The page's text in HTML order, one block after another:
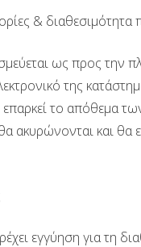
& διαθεσιμότητα
ως προς την
της
το απόθεμα
θα ακυρώνονται και
εγγύηση για τη